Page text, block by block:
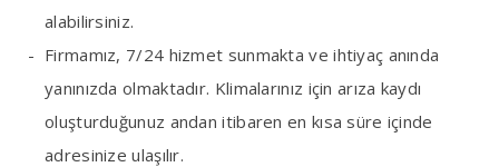
alabilirsiniz.
Firmamız, 7/24 hizmet sunmakta ve ihtiyaç anında
yanınızda olmaktadır. Klimalarınız için arıza kaydı
oluşturduğunuz andan itibaren en kısa süre içinde
adresinize ulaşılır.